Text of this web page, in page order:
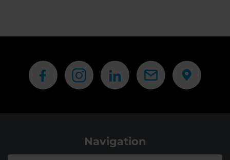
Navigation